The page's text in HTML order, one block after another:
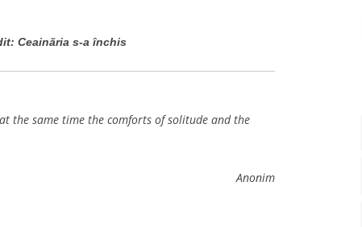
Ceainăria s-a închis
the same time the comforts of solitude and the
Anonim